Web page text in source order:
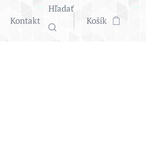
Kontakt
Hľadať
Košík